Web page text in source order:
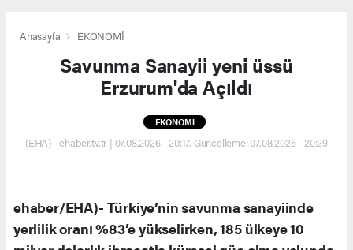
Anasayfa EKONOMİ
Savunma Sanayii yeni üssü
Erzurum'da Açıldı
EKONOMİ
(EHA) - ehaber.tv.tr | 07.08.2026 - 20:17, Güncelleme: 07.08.2026 - 20:29
ehaber/EHA)- Türkiye’nin savunma sanayiinde
yerlilik oranı %83’e yükselirken, 185 ülkeye 10